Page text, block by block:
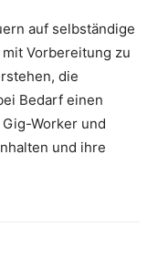
auf selbständige
Vorbereitung zu
die
Bedarf einen
Worker und
und ihre